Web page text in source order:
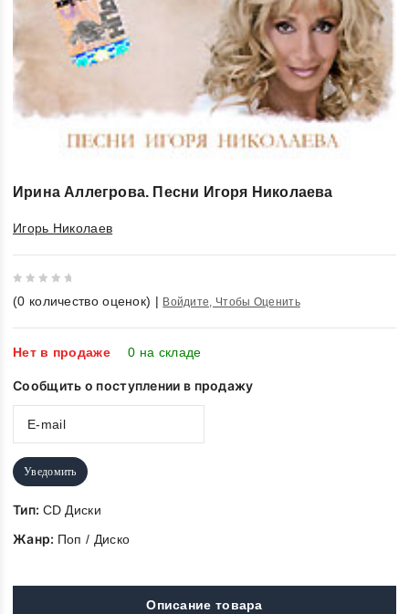
Ирина Аллегрова. Песни Игоря Николаева
Игорь Николаев
out
of
5
(0 количество оценок) | Войдите, Чтобы Оценить
Нет в продаже 0 на складе
Сообщить о поступлении в продажу
Уведомить
Тип: CD Диски
Жанр: Поп / Диско
Описание товара